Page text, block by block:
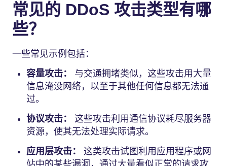
常见的 DDoS 攻击类型有哪
些？
一些常见示例包括：
容量攻击：
与交通拥堵类似，这些攻击用大量
信息淹没网络，以至于其他任何信息都无法通
过。
协议攻击： 这些攻击利用通信协议耗尽服务器
资源，使其无法处理实际请求。
应用层攻击： 这类攻击试图利用应用程序或网
站中的某些漏洞，通过大量看似正常的请求攻